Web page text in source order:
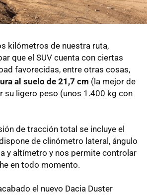
kilómetros de nuestra ruta,
que el SUV cuenta con ciertas
favorecidas, entre otras cosas,
al suelo de 21,7 cm (la mejor de
su ligero peso (unos 1.400 kg con
de tracción total se incluye el
de clinómetro lateral, ángulo
y altímetro y nos permite controlar
en todo momento.
el nuevo Dacia Duster